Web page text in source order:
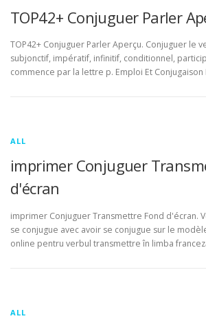
TOP42+ Conjuguer Parler
TOP42+ Conjuguer Parler Aperçu. Conjuguer le
subjonctif, impératif, infinitif, conditionnel,
commence par la lettre p. Emploi Et Conjugaison
ALL
imprimer Conjuguer
d'écran
imprimer Conjuguer Transmettre Fond d'écran.
se conjugue avec avoir se conjugue sur le
online pentru verbul transmettre în limba
ALL